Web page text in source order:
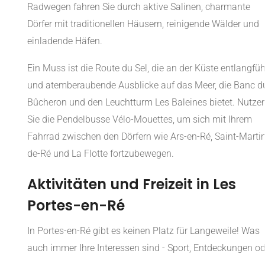
Radwegen fahren Sie durch aktive Salinen, charmante
Dörfer mit traditionellen Häusern, reinigende Wälder und
einladende Häfen.
Ein Muss ist die Route du Sel, die an der Küste
und atemberaubende Ausblicke auf das Meer, die Banc
Bûcheron und den Leuchtturm Les Baleines bietet.
Sie die Pendelbusse Vélo-Mouettes, um sich mit Ihrem
Fahrrad zwischen den Dörfern wie Ars-en-Ré, Saint-
de-Ré und La Flotte fortzubewegen.
Aktivitäten und Freizeit in Les
Portes-en-Ré
In Portes-en-Ré gibt es keinen Platz für Langeweile! Was
auch immer Ihre Interessen sind - Sport, Entdeckungen